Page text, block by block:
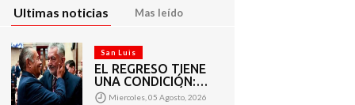
Ultimas noticias Mas leído
San Luis
EL REGRESO TIENE
UNA CONDICIÓN:
LA CORRUPCIÓN
Miercoles, 05 Agosto, 2026